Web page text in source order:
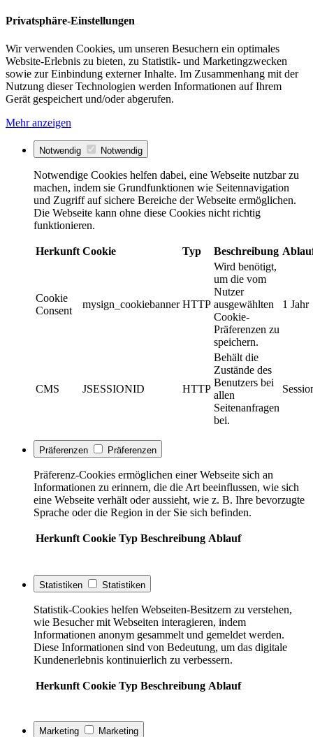
Privatsphäre-Einstellungen
Wir verwenden Cookies, um unseren Besuchern ein optimales
Website-Erlebnis zu bieten, zu Statistik- und Marketingzwecken
sowie zur Einbindung externer Inhalte. Im Zusammenhang mit der
Nutzung dieser Technologien werden Informationen auf Ihrem
Gerät gespeichert und/oder abgerufen.
Mehr anzeigen
Notwendig Notwendig
Notwendige Cookies helfen dabei, eine Webseite nutzbar zu
machen, indem sie Grundfunktionen wie Seitennavigation
und Zugriff auf sichere Bereiche der Webseite ermöglichen.
Die Webseite kann ohne diese Cookies nicht richtig
funktionieren.
Herkunft Cookie Typ Beschreibung
Cookie
Consent
mysign_cookiebanner HTTP
Wird benötigt,
um die vom
Nutzer
ausgewählten
Cookie-
Präferenzen zu
speichern.
1 Jahr
CMS JSESSIONID HTTP
Behält die
Zustände des
Benutzers bei
allen
Seitenanfragen
bei.
Präferenzen Präferenzen
Präferenz-Cookies ermöglichen einer Webseite sich an
Informationen zu erinnern, die die Art beeinflussen, wie sich
eine Webseite verhält oder aussieht, wie z. B. Ihre bevorzugte
Sprache oder die Region in der Sie sich befinden.
Herkunft Cookie Typ Beschreibung Ablauf
Statistiken Statistiken
Statistik-Cookies helfen Webseiten-Besitzern zu verstehen,
wie Besucher mit Webseiten interagieren, indem
Informationen anonym gesammelt und gemeldet werden.
Diese Informationen sind von Bedeutung, um das digitale
Kundenerlebnis kontinuierlich zu verbessern.
Herkunft Cookie Typ Beschreibung Ablauf
Marketing Marketing